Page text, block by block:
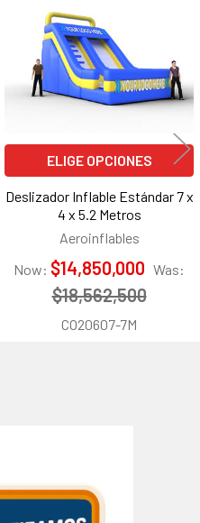
ELIGE OPCIONES
Deslizador Inflable Estándar 7 x
4 x 5.2 Metros
Aeroinflables
Now: $14,850,000 Was:
$18,562,500
CO20607-7M